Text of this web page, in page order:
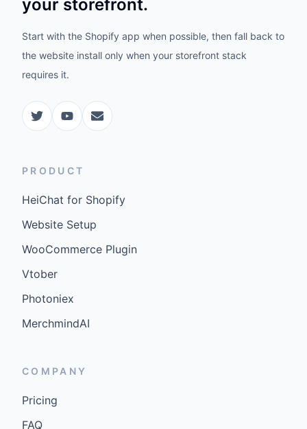
your storefront.
Start with the Shopify app when possible, then fall back to
the website install only when your storefront stack
requires it.
PRODUCT
HeiChat for Shopify
Website Setup
WooCommerce Plugin
Vtober
Photoniex
MerchmindAI
COMPANY
Pricing
FAQ